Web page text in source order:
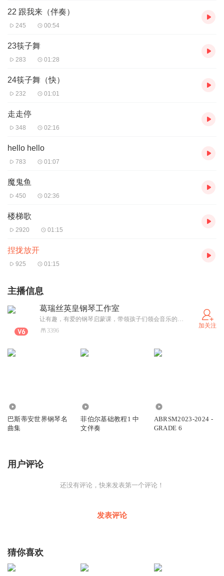
22 跟我来（伴奏）
245 00:54
23筷子舞
283 01:28
24筷子舞（快）
232 01:01
走走停
348 02:16
hello hello
783 01:07
魔鬼鱼
450 02:36
楼梯歌
2920 01:15
捏拢放开
925 01:15
主播信息
葛瑞丝英皇钢琴工作室
让有趣，有爱的钢琴启蒙课，带领孩子们领会音乐的美妙！
3396
加关注
巴斯蒂安世界钢琴名
曲集
菲伯尔基础教程1 中
文伴奏
ABRSM2023-2024 -
GRADE 6
用户评论
还没有评论，快来发表第一个评论！
发表评论
猜你喜欢